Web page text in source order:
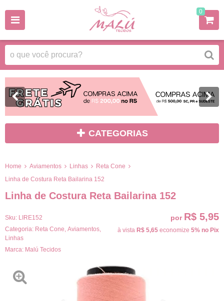
0
CATEGORIAS
Home Aviamentos Linhas
Reta Cone
Linha de Costura Reta Bailarina 152
Linha de Costura Reta Bailarina 152
Sku: LIRE152
Categoria: Reta Cone Aviamentos
Linhas
Marca: Malú Tecidos
por R$ 5,95
à vista R$ 5,65 economize 5% no Pix